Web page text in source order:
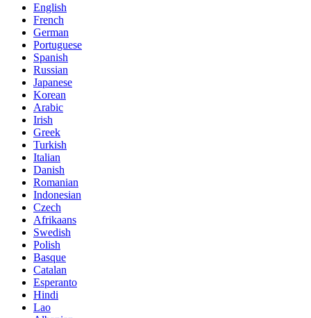
English
French
German
Portuguese
Spanish
Russian
Japanese
Korean
Arabic
Irish
Greek
Turkish
Italian
Danish
Romanian
Indonesian
Czech
Afrikaans
Swedish
Polish
Basque
Catalan
Esperanto
Hindi
Lao